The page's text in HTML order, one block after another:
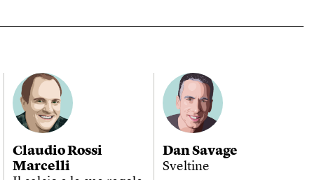
Claudio Rossi
Marcelli
Dan Savage
Sveltine